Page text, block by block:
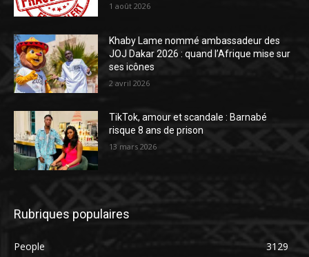
1 août 2026
Khaby Lame nommé ambassadeur des
JOJ Dakar 2026 : quand l’Afrique mise sur
ses icônes
2 avril 2026
TikTok, amour et scandale : Barnabé
risque 8 ans de prison
13 mars 2026
Rubriques populaires
People
3129